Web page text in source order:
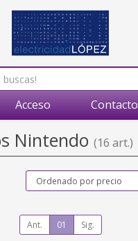
Acceso Contacto
Nintendo (16 art.)
Ant. 01 Sig.